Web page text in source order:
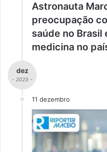
Astronauta
preocupação
saúde no
medicina no
dez
- 2023 -
11 dezembro